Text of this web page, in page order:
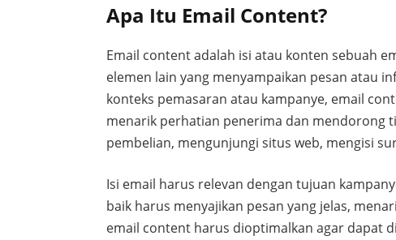
Apa Itu Email Content?
Email content adalah isi atau konten sebuah
elemen lain yang menyampaikan pesan atau
konteks pemasaran atau kampanye, email
menarik perhatian penerima dan mendorong
pembelian, mengunjungi situs web, mengisi
Isi email harus relevan dengan tujuan
baik harus menyajikan pesan yang jelas,
email content harus dioptimalkan agar dapat